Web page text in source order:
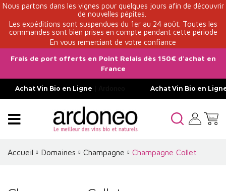
Nous partons dans les vignes pour quelques jours afin de découvrir
de nouvelles pépites.
Les expéditions sont suspendues du 1er au 24 août. Toutes les
commandes sont bien prises en compte pendant cette période
En vous remerciant de votre confiance
Frais de port offerts en Point Relais dès 150€ d'achat en
France
Achat Vin Bio en Ligne Achat Vin Bio en
Accueil Domaines Champagne Champagne Collet